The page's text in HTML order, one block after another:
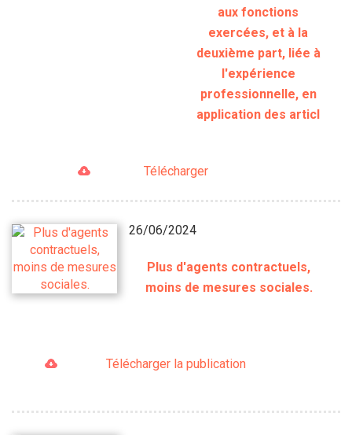
aux fonctions
exercées, et à la
deuxième part, liée à
l'expérience
professionnelle, en
application des articl
Télécharger
26/06/2024
Plus d'agents contractuels,
moins de mesures sociales.
Télécharger la publication